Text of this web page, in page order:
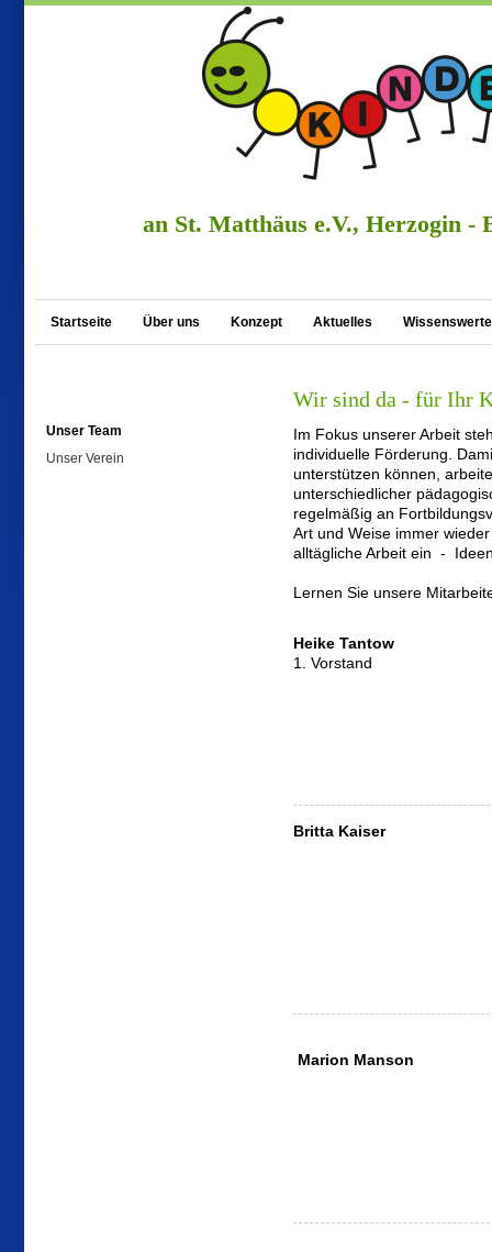
an St. Matthäus e.V., Herzogin -
Startseite Über uns Konzept Aktuelles
Unser Team
Unser Verein
Wir sind da - für Ihr
Im Fokus unserer Arbeit
individuelle Förderung.
unterstützen können,
unterschiedlicher
regelmäßig an
Art und Weise immer
alltägliche Arbeit ein -
Lernen Sie unsere
Heike Tantow
1. Vorstand
Britta Kaiser
Marion Manson